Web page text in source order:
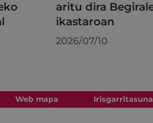
aritu dira
ikastaroan
2026/07/10
Web mapa Irisgarritasuna